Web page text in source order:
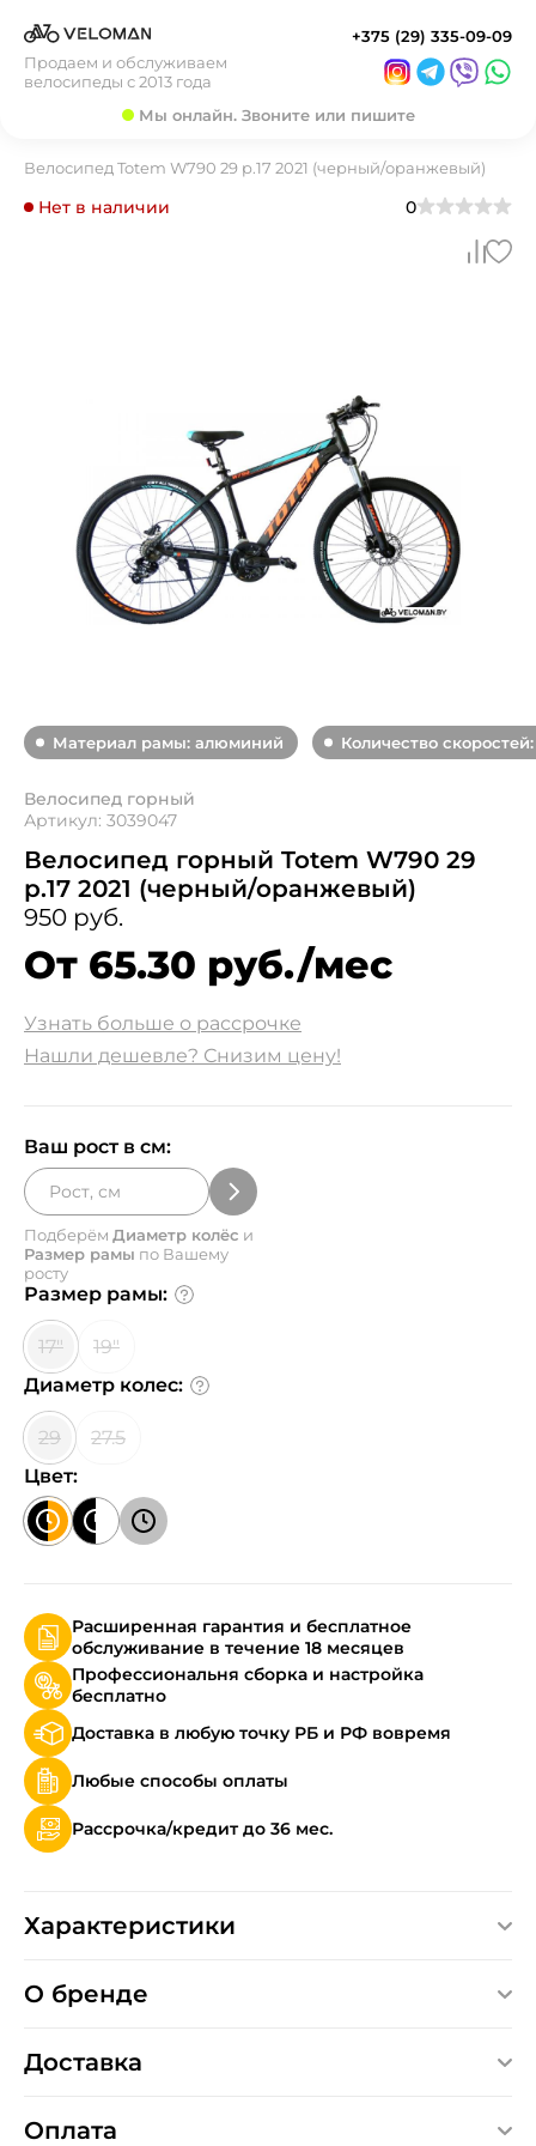
Продаем и обслуживаем
велосипеды с 2013 года
+375 (29) 335-09-09
Мы онлайн. Звоните или пишите
Велосипед Totem W790 29 р.17 2021 (черный/оранжевый)
Нет в наличии 0
Материал рамы: алюминий Количество
Велосипед горный
Артикул: 3039047
Велосипед горный Totem W790 29
р.17 2021 (черный/оранжевый)
950 руб.
От 65.30 руб./мес
Узнать больше о рассрочке
Нашли дешевле? Снизим цену!
Ваш рост в см:
Подберём Диаметр колёс и
Размер рамы по Вашему
росту
Размер рамы:
17"
19"
Диаметр колес:
29
27.5
Цвет:
Расширенная гарантия и бесплатное
обслуживание в течение 18 месяцев
Профессиональня сборка и настройка
бесплатно
Доставка в любую точку РБ и РФ вовремя
Любые способы оплаты
Рассрочка/кредит до 36 мес.
Характеристики
О бренде
Доставка
Оплата